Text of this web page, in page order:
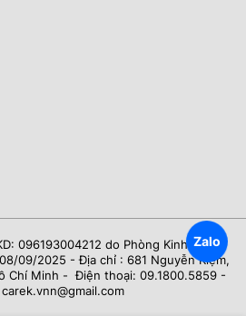
096193004212 do Phòng Kinh Tế Hạ
09/2025 - Địa chỉ : 681 Nguyễn Kiệm,
Chí Minh - Điện thoại: 09.1800.5859 -
carek.vnn@gmail.com
Zalo